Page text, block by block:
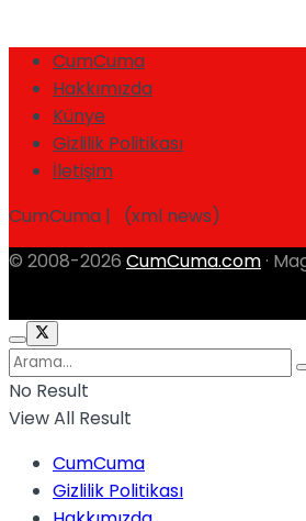
CumCuma
Hakkımızda
Künye
Gizlilik Politikası
İletişim
CumCuma | (xml news)
© 2008-2026 CumCuma.com ·
No Result
View All Result
CumCuma
Gizlilik Politikası